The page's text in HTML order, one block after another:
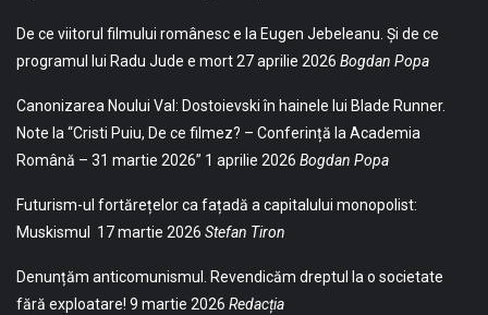
De ce viitorul filmului românesc e la Eugen Jebeleanu. Și de ce
programul lui Radu Jude e mort27 aprilie 2026 Bogdan Popa
Canonizarea Noului Val: Dostoievski în hainele lui Blade Runner.
Note la “Cristi Puiu, De ce filmez? – Conferință la Academia
Română – 31 martie 2026” 1 aprilie 2026 Bogdan Popa
Futurism-ul fortărețelor ca fațadă a capitalului monopolist:
Muskismul
17 martie 2026 Stefan Tiron
Denunțăm anticomunismul. Revendicăm dreptul la o societate
fără exploatare! 9 martie 2026 Redacția